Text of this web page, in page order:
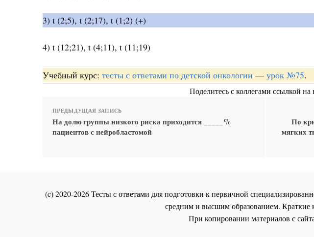
3) t (2;5), t (2;17), t (1;2) (+)
4) t (12;21), t (4;11), t (11;19)
Учебный курс: тесты с ответами по детской онкологии — урок №75.
Поделитесь с коллегами ссылкой на
ПРЕДЫДУЩАЯ ЗАПИСЬ
На долю группы низкого риска приходится _____%
пациентов с нейробластомой
По
мягких
(c) 2020-2026 Тесты с ответами для подготовки к первичной
средним и высшим образованием.
При копировании материалов с